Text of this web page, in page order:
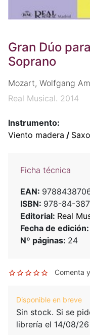
Gran Dúo
Soprano
Mozart, Wolfgang
Real Musical. 2014
Instrumento:
Viento madera /
Ficha técnica
EAN:
ISBN: 978-84-
Editorial: Real
Fecha de edición:
Nº páginas: 24
Comenta
Disponible en breve
Sin stock. Si se
librería el 14/08/26